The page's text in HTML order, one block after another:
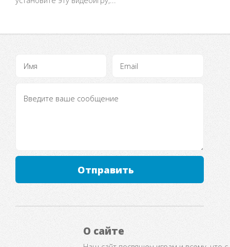
Отправить
О сайте